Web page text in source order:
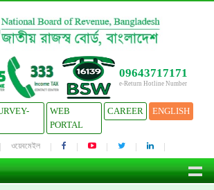
09643717171
e-Return Hotline Number
WEB
PORTAL
CAREER ENGLISH
ওয়েবমেইল